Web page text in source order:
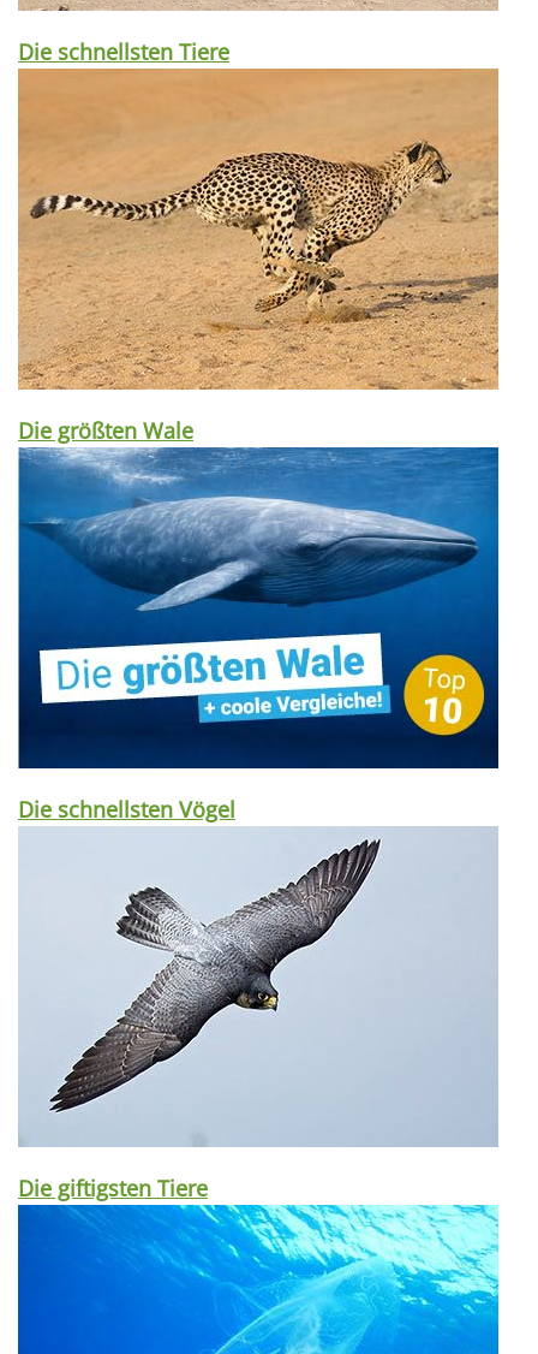
Die schnellsten Tiere
Die größten Wale
Die schnellsten Vögel
Die giftigsten Tiere